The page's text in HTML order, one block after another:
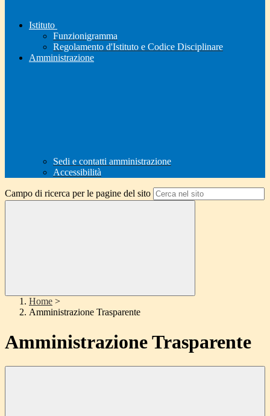
Istituto
Funzionigramma
Regolamento d'Istituto e Codice Disciplinare
Amministrazione
Sedi e contatti amministrazione
Accessibilità
Campo di ricerca per le pagine del sito
Home >
Amministrazione Trasparente
Amministrazione Trasparente